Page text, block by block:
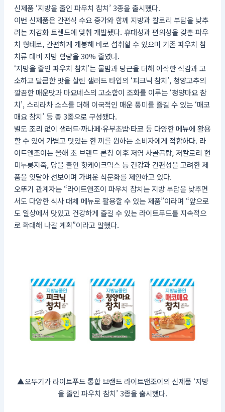
신제품 ‘지방을 줄인 파우치 참치’ 3종을 출시했다.
이번 신제품은 간편식 수요 증가와 함께 지방과 칼로리 부담을 낮추
려는 저감화 트렌드에 맞춰 개발됐다. 휴대성과 편의성을 갖춘 파우
치 형태로, 간편하게 개봉해 바로 섭취할 수 있으며 기존 파우치 참
치류 대비 지방 함량을 30% 줄였다.
‘지방을 줄인 파우치 참치’는 물밤과 당근을 더해 아삭한 식감과 고
소하고 달콤한 맛을 살린 샐러드 타입의 ‘피크닉 참치’, 청양고추의
깔끔한 매운맛과 마요네스의 고소함이 조화를 이루는 ‘청양마요 참
치’, 스리라차 소스를 더해 이국적인 매운 풍미를 즐길 수 있는 ‘매코
매요 참치’ 등 총 3종으로 구성됐다.
별도 조리 없이 샐러드·까나페·유부초밥·타코 등 다양한 메뉴에 활용
할 수 있어 가볍고 맛있는 한 끼를 원하는 소비자에게 적합하다. 라
이트앤조이는 올해 초 브랜드 론칭 이후 저염 사골곰탕, 저칼로리 현
미누룽지죽, 당을 줄인 핫케이크믹스 등 건강과 간편성을 고려한 제
품을 잇달아 선보이며 가벼운 식문화를 제안하고 있다.
오뚜기 관계자는 “라이트앤조이 파우치 참치는 지방 부담을 낮추면
서도 다양한 식사 대체 메뉴로 활용할 수 있는 제품”이라며 “앞으로
도 일상에서 맛있고 건강하게 즐길 수 있는 라이트푸드를 지속적으
로 확대해 나갈 계획”이라고 말했다.
▲오뚜기가 라이트푸드 통합 브랜드 라이트앤조이의 신제품 ‘지방
을 줄인 파우치 참치’ 3종을 출시했다.